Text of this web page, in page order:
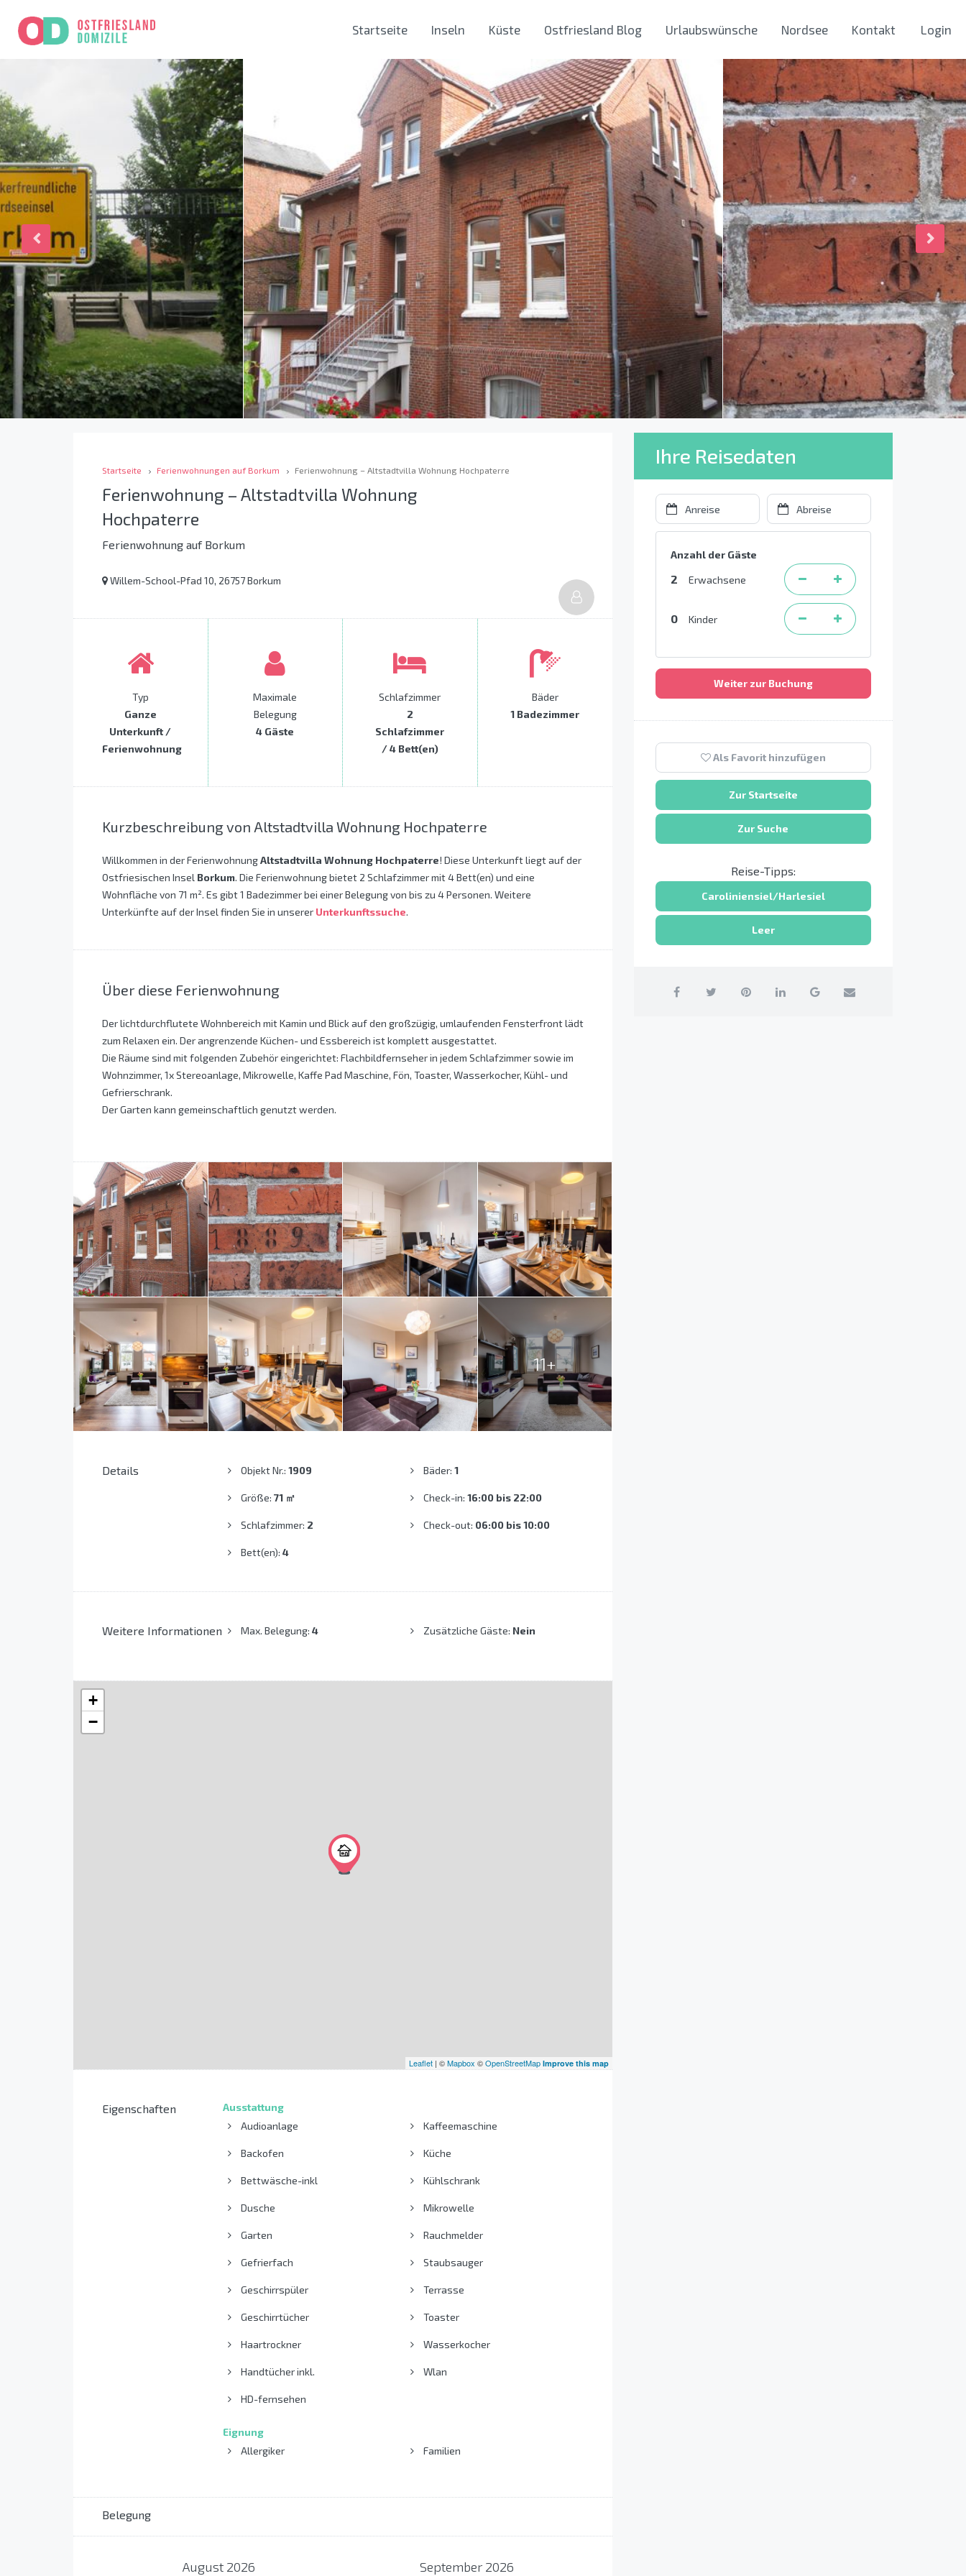
Startseite Inseln Küste Ostfriesland Blog Urlaubswünsche Nordsee Kontakt Login
Startseite Ferienwohnungen auf Borkum Ferienwohnung – Altstadtvilla Wohnung Hochpaterre
Ferienwohnung – Altstadtvilla Wohnung
Hochpaterre
Ferienwohnung auf Borkum
Willem-School-Pfad 10, 26757 Borkum
Typ
Ganze
Unterkunft /
Ferienwohnung
Maximale
Belegung
4 Gäste
Schlafzimmer
2
Schlafzimmer
/ 4 Bett(en)
Bäder
1 Badezimmer
Kurzbeschreibung von Altstadtvilla Wohnung Hochpaterre
Willkommen in der FerienwohnungAltstadtvilla Wohnung Hochpaterre! Diese Unterkunft liegt auf der
Ostfriesischen Insel Borkum. Die Ferienwohnung bietet 2 Schlafzimmer mit 4 Bett(en) und eine
Wohnfläche von 71 m². Es gibt 1 Badezimmer bei einer Belegung von bis zu 4 Personen. Weitere
Unterkünfte auf der Insel finden Sie in unserer Unterkunftssuche.
Über diese Ferienwohnung
Der lichtdurchflutete Wohnbereich mit Kamin und Blick auf den großzügig, umlaufenden Fensterfront lädt
zum Relaxen ein. Der angrenzende Küchen- und Essbereich ist komplett ausgestattet.
Die Räume sind mit folgenden Zubehör eingerichtet: Flachbildfernseher in jedem Schlafzimmer sowie im
Wohnzimmer, 1x Stereoanlage, Mikrowelle, Kaffe Pad Maschine, Fön, Toaster, Wasserkocher, Kühl- und
Gefrierschrank.
Der Garten kann gemeinschaftlich genutzt werden.
11+
Details Objekt Nr.: 1909
Größe: 71 ㎡
Schlafzimmer: 2
Bett(en): 4
Bäder:1
Check-in:16:00 bis 22:00
Check-out: 06:00 bis 10:00
Weitere Informationen Max. Belegung: 4 Zusätzliche Gäste: Nein
+
−
Leaflet | ©Mapbox ©OpenStreetMap Improve this map
Eigenschaften
Ausstattung
Audioanlage
Backofen
Bettwäsche-inkl
Dusche
Garten
Gefrierfach
Geschirrspüler
Geschirrtücher
Haartrockner
Handtücher inkl.
HD-fernsehen
Kaffeemaschine
Küche
Kühlschrank
Mikrowelle
Rauchmelder
Staubsauger
Terrasse
Toaster
Wasserkocher
Wlan
Eignung
Allergiker
Familien
Belegung
August 2026 September 2026
Ihre Reisedaten
Anzahl der Gäste
2 Erwachsene
0 Kinder
Weiter zur Buchung
Als Favorit hinzufügen
Zur Startseite
Zur Suche
Reise-Tipps:
Caroliniensiel/Harlesiel
Leer